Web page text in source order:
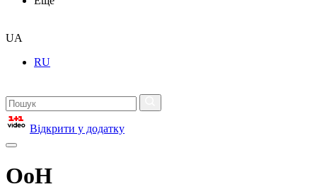
UA
RU
Відкрити у додатку
ОоН